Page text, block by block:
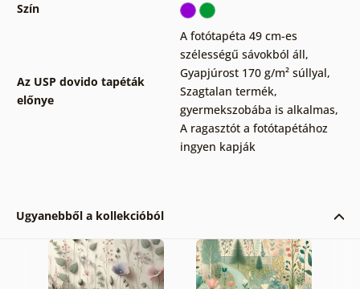
Szín
Az USP dovido tapéták
előnye
A fotótapéta 49 cm-es
szélességű sávokból áll,
Gyapjúrost 170 g/m² súllyal,
Szagtalan termék,
gyermekszobába is alkalmas,
A ragasztót a fotótapétához
ingyen kapják
Ugyanebből a kollekcióból